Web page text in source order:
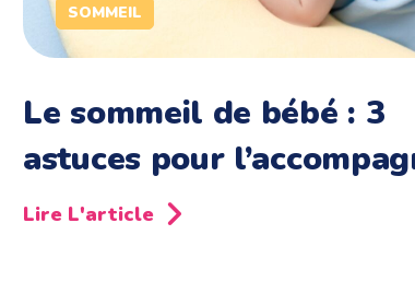
SOMMEIL
Le sommeil de bébé : 3
astuces pour
Lire L'article